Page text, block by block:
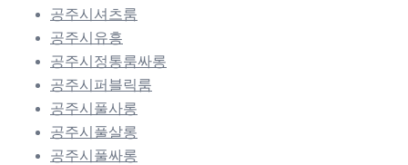
공주시셔츠룸
공주시유흥
공주시정통룸싸롱
공주시퍼블릭룸
공주시풀사롱
공주시풀살롱
공주시풀싸롱